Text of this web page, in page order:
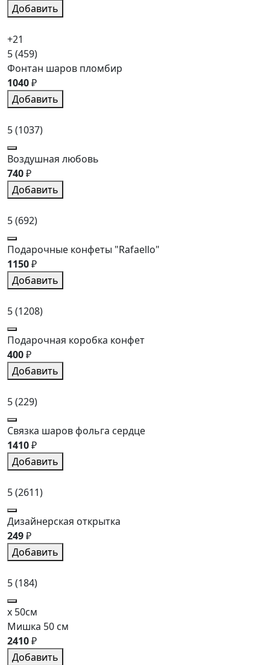
Добавить
+21
5(459)
Фонтан шаров пломбир
1040₽
Добавить
5(1037)
Воздушная любовь
740₽
Добавить
5(692)
Подарочные конфеты "Rafaello"
1150₽
Добавить
5(1208)
Подарочная коробка конфет
400₽
Добавить
5(229)
Связка шаров фольга сердце
1410₽
Добавить
5(2611)
Дизайнерская открытка
249₽
Добавить
5(184)
x 50см
Мишка 50 см
2410₽
Добавить